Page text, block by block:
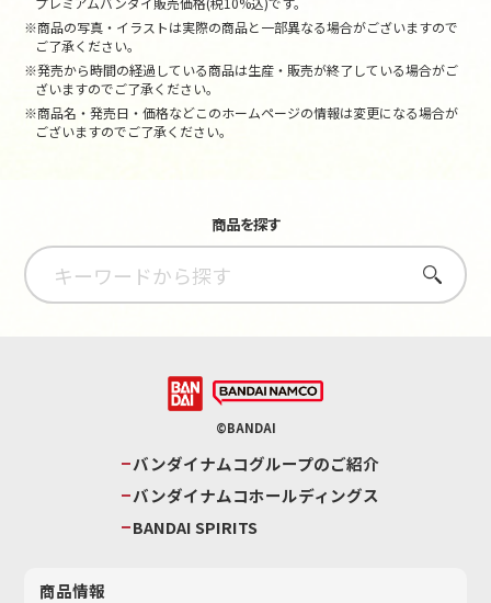
※商品の写真・イラストは実際の商品と一部異なる場合がございますので
ご了承ください。
※発売から時間の経過している商品は生産・販売が終了している場合がご
ざいますのでご了承ください。
※商品名・発売日・価格などこのホームページの情報は変更になる場合が
ございますのでご了承ください。
商品を探す
さがす
©BANDAI
バンダイナムコグループのご紹介
バンダイナムコホールディングス
BANDAI SPIRITS
商品情報